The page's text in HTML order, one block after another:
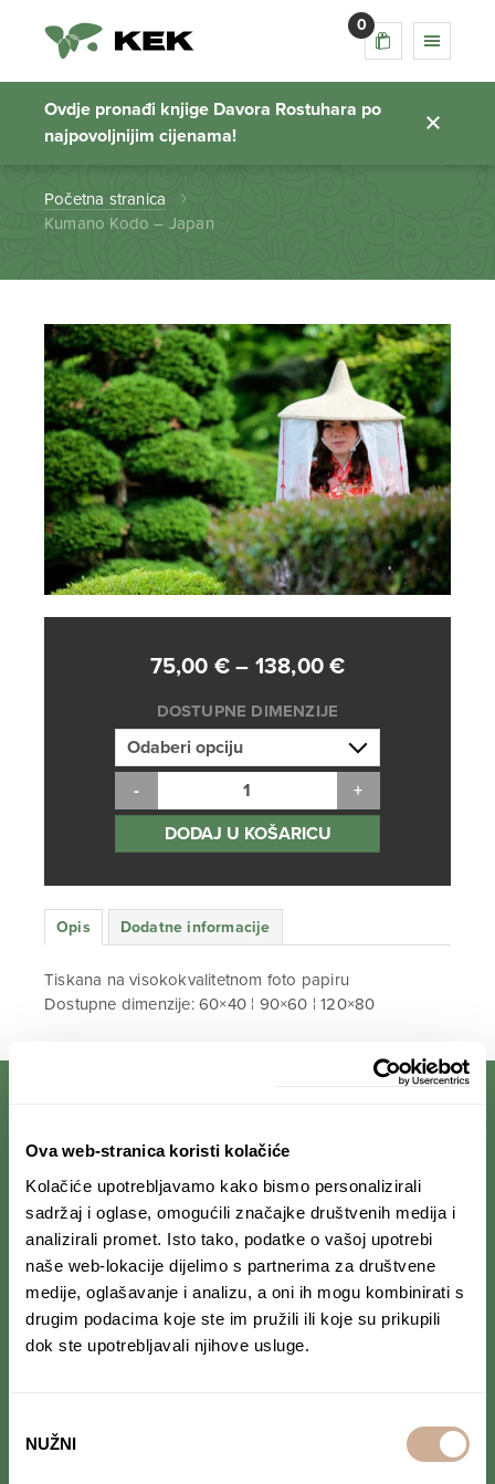
Ova web-stranica koristi kolačiće
Kolačiće upotrebljavamo kako bismo personalizirali
sadržaj i oglase, omogućili značajke društvenih medija i
analizirali promet. Isto tako, podatke o vašoj upotrebi
naše web-lokacije dijelimo s partnerima za društvene
medije, oglašavanje i analizu, a oni ih mogu kombinirati s
drugim podacima koje ste im pružili ili koje su prikupili
dok ste upotrebljavali njihove usluge.
pristanka
NUŽNI
0
Ovdje pronađi knjige Davora Rostuhara po
najpovoljnijim cijenama!
Kumano Kodo –
Japan
Početna stranica
Kumano Kodo – Japan
75,00 € – 138,00€Raspon
od
75,00 €
do
DOSTUPNE DIMENZIJE
DODAJ U KOŠARICU
Opis Dodatne informacije
Tiskana na visokokvalitetnom foto papiru
Dostupne dimenzije: 60×40 ¦ 90×60 ¦ 120×80
Prihvaćam da se moji podaci spremaju u bazu
podataka i koriste u svrhu slanja KEK
newslettera
do Japana, objavljujemo zanimljive tekstove,